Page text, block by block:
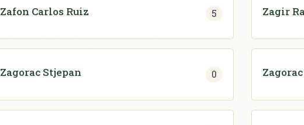
Zafon Carlos Ruiz 5 Zagir
Zagorac Stjepan 0